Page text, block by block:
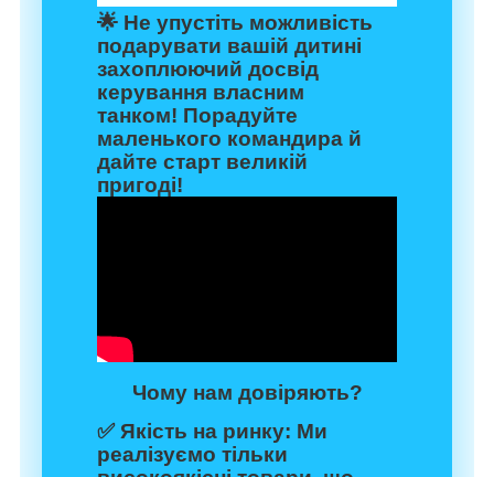
🌟 Не упустіть можливість
подарувати вашій дитині
захоплюючий досвід
керування власним
танком! Порадуйте
маленького командира й
дайте старт великій
пригоді!
Чому нам довіряють?
✅ Якість на ринку: Ми
реалізуємо тільки